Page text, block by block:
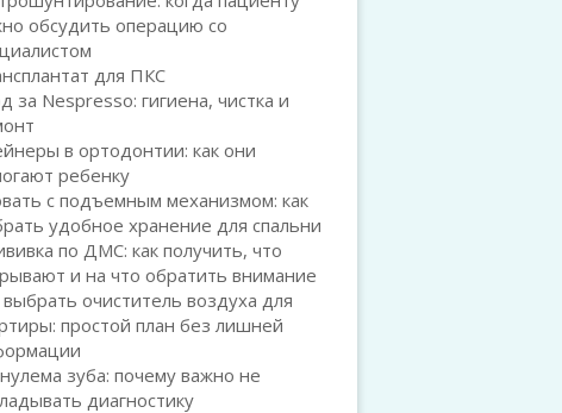
обсудить операцию со
для ПКС
за Nespresso: гигиена, чистка и
в ортодонтии: как они
ребенку
с подъемным механизмом: как
удобное хранение для спальни
по ДМС: как получить, что
и на что обратить внимание
выбрать очиститель воздуха для
простой план без лишней
зуба: почему важно не
диагностику